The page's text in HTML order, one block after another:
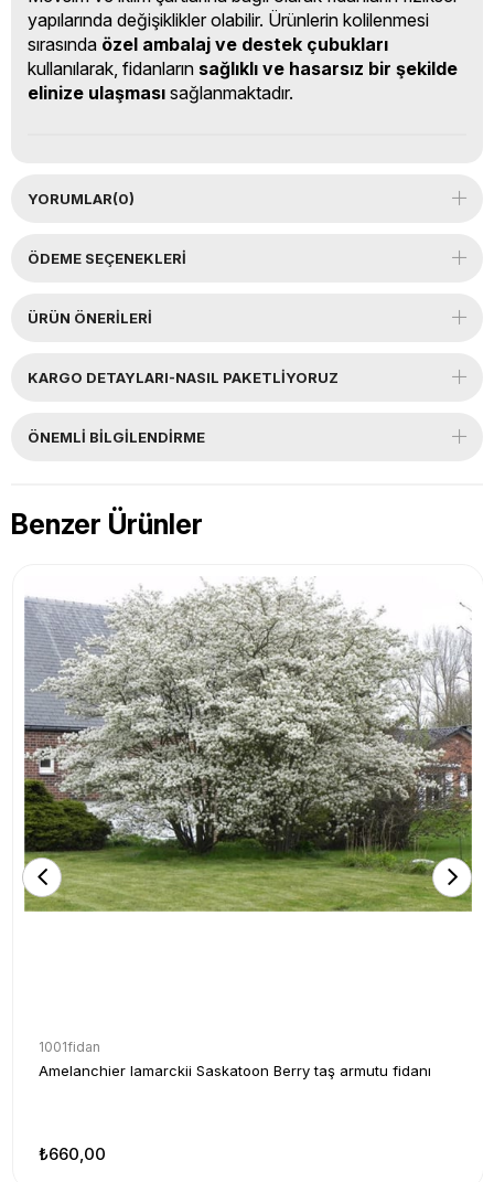
yapılarında değişiklikler olabilir. Ürünlerin kolilenmesi
sırasında özel ambalaj ve destek çubukları
kullanılarak, fidanların sağlıklı ve hasarsız bir şekilde
elinize ulaşması sağlanmaktadır.
YORUMLAR(0)
ÖDEME SEÇENEKLERI
ÜRÜN ÖNERILERI
KARGO DETAYLARI-NASIL PAKETLİYORUZ
ÖNEMLI BILGILENDIRME
Benzer Ürünler
1001fidan
Amelanchier lamarckii Saskatoon Berry taş armutu fidanı
₺660,00